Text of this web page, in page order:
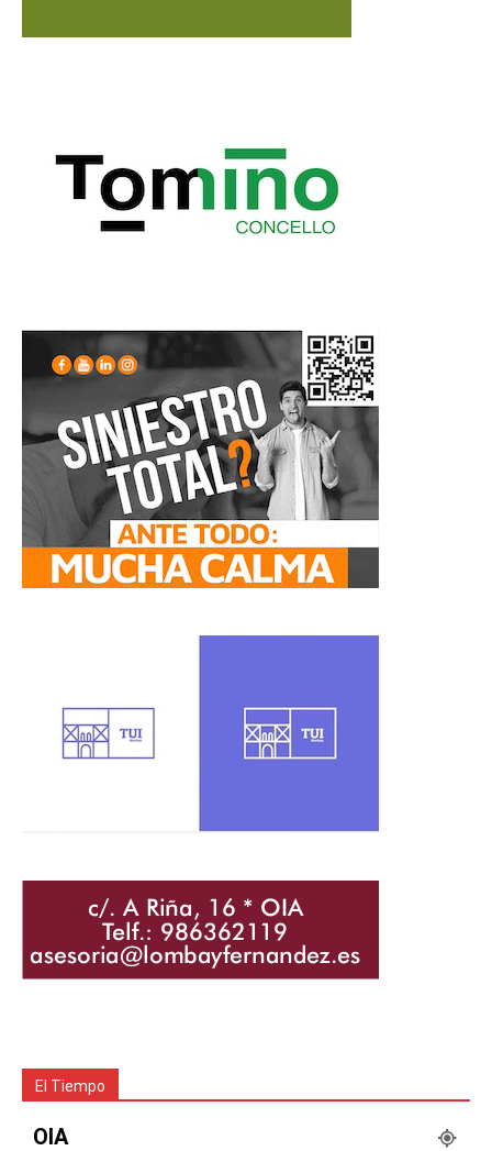
El Tiempo
OIA